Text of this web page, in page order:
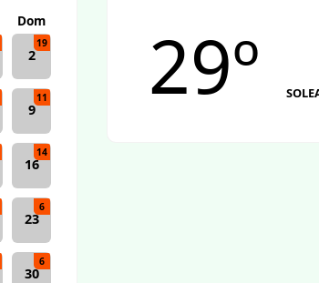
Dom
2
19
9
11
16
14
23
6
30
6
29º